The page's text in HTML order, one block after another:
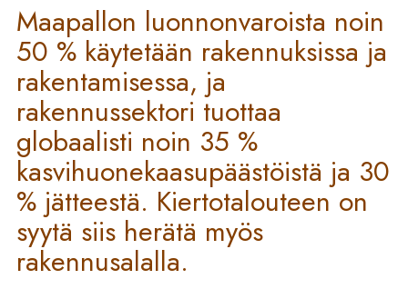
Maapallon luonnonvaroista noin
50 % käytetään rakennuksissa ja
rakentamisessa, ja
rakennussektori tuottaa
globaalisti noin 35 %
kasvihuonekaasupäästöistä ja 30
% jätteestä. Kiertotalouteen on
syytä siis herätä myös
rakennusalalla.